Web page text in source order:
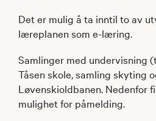
Det er mulig å ta inntil to av
læreplanen som e-læring.
Samlinger med undervisning
Tåsen skole, samling skyting
Løvenskioldbanen. Nedenfor
mulighet for påmelding.